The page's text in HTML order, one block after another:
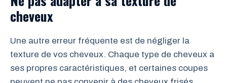
cheveux
Une autre erreur fréquente est de négliger la
texture de vos cheveux. Chaque type de cheveux a
ses propres caractéristiques, et certaines coupes